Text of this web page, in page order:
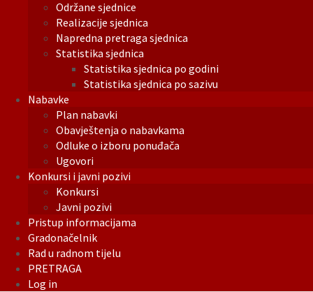
Održane sjednice
Realizacije sjednica
Napredna pretraga sjednica
Statistika sjednica
Statistika sjednica po godini
Statistika sjednica po sazivu
Nabavke
Plan nabavki
Obavještenja o nabavkama
Odluke o izboru ponuđača
Ugovori
Konkursi i javni pozivi
Konkursi
Javni pozivi
Pristup informacijama
Gradonačelnik
Rad u radnom tijelu
PRETRAGA
Log in